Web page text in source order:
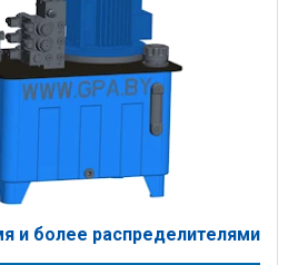
и более распределителями